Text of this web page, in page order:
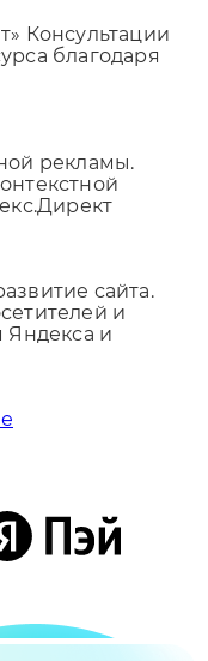
Консультации
благодаря
рекламы.
сайта.
и
и